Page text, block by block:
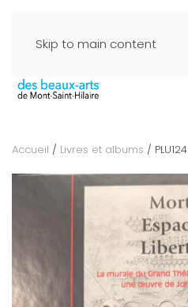
Skip to main content
Accueil / Livres et albums / PLU124